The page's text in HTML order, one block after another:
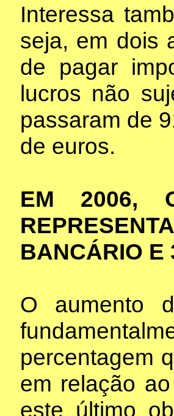
Interessa
seja, em dois
de pagar
lucros não
passaram de
de euros.
EM 2006,
BANCÁRIO E
O aumento
percentagem
em relação
este último